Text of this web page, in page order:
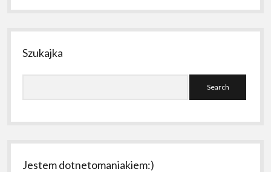
Szukajka
Jestem dotnetomaniakiem:)